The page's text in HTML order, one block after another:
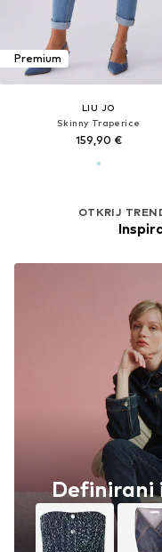
Premium
LIU JO
Skinny Traperice
159,90 €
OTKRIJ
Definirani